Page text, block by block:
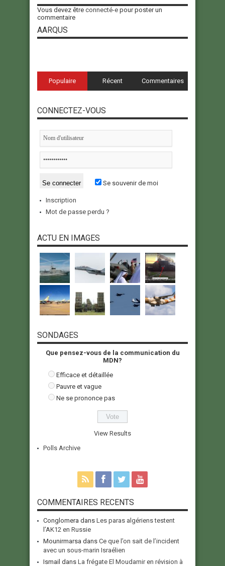
Vous devez être connecté-e pour poster un
commentaire
AARQUS
Populaire Récent Commentaires
CONNECTEZ-VOUS
Se souvenir de moi
Inscription
Mot de passe perdu ?
ACTU EN IMAGES
SONDAGES
Que pensez-vous de la communication du
MDN?
Efficace et détaillée
Pauvre et vague
Ne se prononce pas
View Results
Polls Archive
COMMENTAIRES RECENTS
Conglomera dans Les paras algériens testent
l’AK12 en Russie
Mounirmarsa dans Ce que l’on sait de l’incident
avec un sous-marin Israélien
Ismail dans La frégate El Moudamir en révision à